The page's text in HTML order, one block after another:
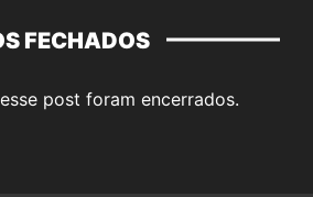
FECHADOS
post foram encerrados.